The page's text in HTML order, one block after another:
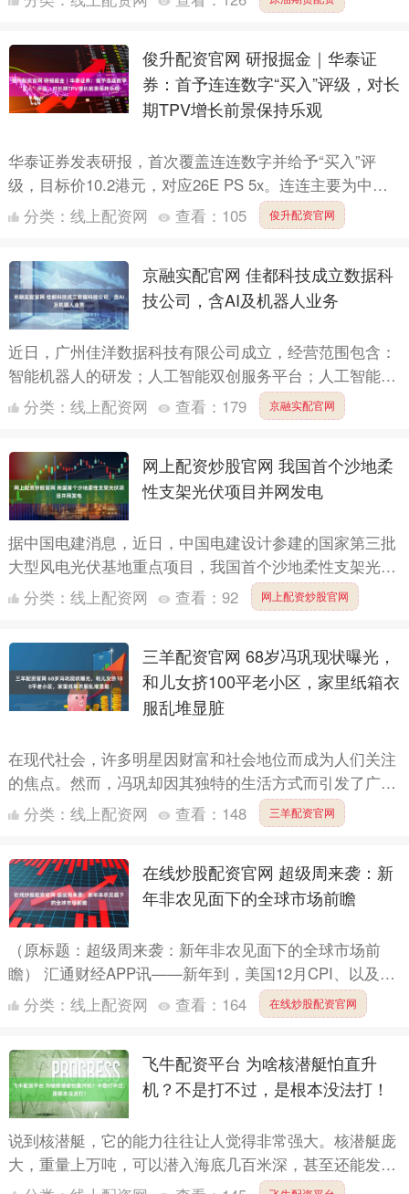
俊升配资官网 研报掘金｜华泰证
券：首予连连数字“买入”评级，对长
期TPV增长前景保持乐观
华泰证券发表研报，首次覆盖连连数字并给予“买入”评
级，目标价10.2港元，对应26E PS 5x。连连主要为中国
商户出海提供跨境支付解决方案，帮助中国商户在境外....
分类： 线上配资网 查看： 105 俊升配资官网
京融实配官网 佳都科技成立数据科
技公司，含AI及机器人业务
近日，广州佳洋数据科技有限公司成立，经营范围包含：
智能机器人的研发；人工智能双创服务平台；人工智能硬
件销售；集成电路芯片设计及服务等。企查查股权穿透显
示，该公司....
分类： 线上配资网 查看： 179 京融实配官网
网上配资炒股官网 我国首个沙地柔
性支架光伏项目并网发电
据中国电建消息，近日，中国电建设计参建的国家第三批
大型风电光伏基地重点项目，我国首个沙地柔性支架光伏
项目并网发电。该项目位于内蒙古自治区巴彦淖尔市乌拉
特前旗，总....
分类： 线上配资网 查看： 92 网上配资炒股官网
三羊配资官网 68岁冯巩现状曝光，
和儿女挤100平老小区，家里纸箱衣
服乱堆显脏
在现代社会，许多明星因财富和社会地位而成为人们关注
的焦点。然而，冯巩却因其独特的生活方式而引发了广泛
的关注。这位68岁的相声艺术家以其简单且真实的生活态
分类： 线上配资网 查看： 148 三羊配资官网
在线炒股配资官网 超级周来袭：新
年非农见面下的全球市场前瞻
（原标题：超级周来袭：新年非农见面下的全球市场前
瞻） 汇通财经APP讯——新年到，美国12月CPI、以及下
周五非农就业数据的压轴登场，中国服务业PMI与进出口
分类： 线上配资网 查看： 164 在线炒股配资官网
飞牛配资平台 为啥核潜艇怕直升
机？不是打不过，是根本没法打！
说到核潜艇，它的能力往往让人觉得非常强大。核潜艇庞
大，重量上万吨，可以潜入海底几百米深，甚至还能发射
核导弹，看起来几乎是无敌的存在。然而，现实中一旦遇